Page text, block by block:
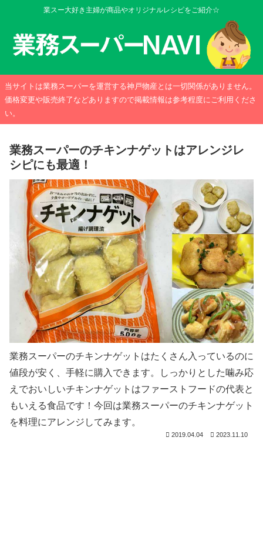
業スー大好き主婦が商品やオリジナルレシピをご紹介☆
当サイトは業務スーパーを運営する神戸物産とは一切関係がありません。
価格変更や販売終了などありますので掲載情報は参考程度にご利用くださ
い。
業務スーパーのチキンナゲットはアレンジレ
シピにも最適！
業務スーパーのチキンナゲットはたくさん入っているのに
値段が安く、手軽に購入できます。しっかりとした噛み応
えでおいしいチキンナゲットはファーストフードの代表と
もいえる食品です！今回は業務スーパーのチキンナゲット
を料理にアレンジしてみます。
2019.04.04 2023.11.10